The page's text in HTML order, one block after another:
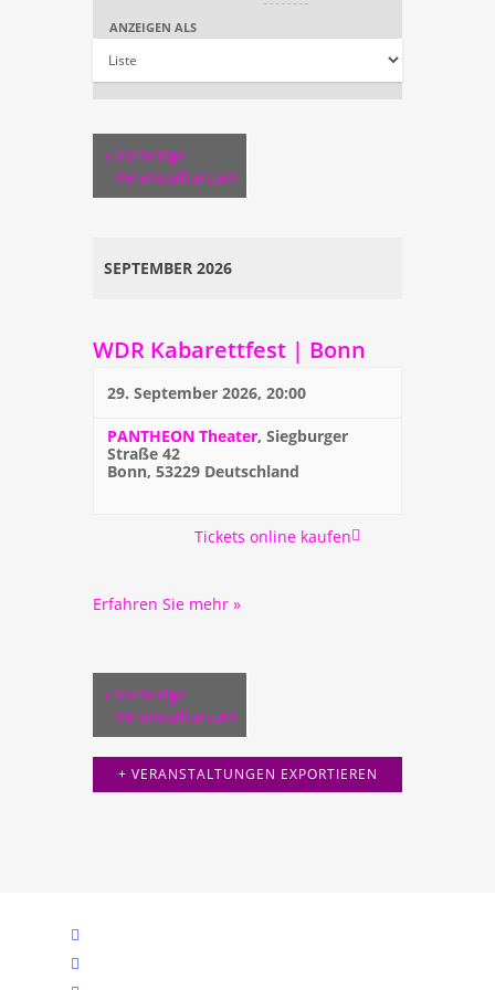
und
Ansichten,
Navigation
Navigation
ANZEIGEN ALS
«Vorherige
Veranstaltungen
SEPTEMBER 2026
WDR Kabarettfest | Bonn
29. September 2026, 20:00
PANTHEON Theater, Siegburger
Straße 42
Bonn, 53229 Deutschland
Tickets online kaufen
Erfahren Sie mehr »
«Vorherige
Veranstaltungen
+ VERANSTALTUNGEN EXPORTIEREN
twitter
facebook